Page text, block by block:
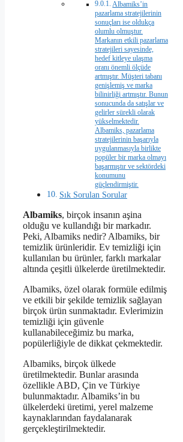
Albamiks’in
pazarlama stratejilerinin
sonuçları ise oldukça
olumlu olmuştur.
Markanın etkili pazarlama
stratejileri sayesinde,
hedef kitleye ulaşma
oranı önemli ölçüde
artmıştır. Müşteri tabanı
genişlemiş ve marka
bilinirliği artmıştır. Bunun
sonucunda da satışlar ve
gelirler sürekli olarak
yükselmektedir.
Albamiks, pazarlama
stratejilerinin başarıyla
uygulanmasıyla birlikte
popüler bir marka olmayı
başarmıştır ve sektördeki
konumunu
güçlendirmiştir.
Sık Sorulan Sorular
Albamiks, birçok insanın aşina
olduğu ve kullandığı bir markadır.
Peki, Albamiks nedir? Albamiks, bir
temizlik ürünleridir. Ev temizliği için
kullanılan bu ürünler, farklı markalar
altında çeşitli ülkelerde üretilmektedir.
Albamiks, özel olarak formüle edilmiş
ve etkili bir şekilde temizlik sağlayan
birçok ürün sunmaktadır. Evlerimizin
temizliği için güvenle
kullanabileceğimiz bu marka,
popülerliğiyle de dikkat çekmektedir.
Albamiks, birçok ülkede
üretilmektedir. Bunlar arasında
özellikle ABD, Çin ve Türkiye
bulunmaktadır. Albamiks’in bu
ülkelerdeki üretimi, yerel malzeme
kaynaklarından faydalanarak
gerçekleştirilmektedir.